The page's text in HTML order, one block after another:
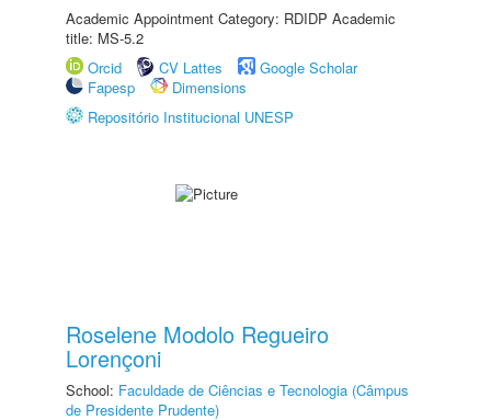
Academic Appointment Category: RDIDP Academic
title: MS-5.2
Orcid
CV Lattes
Google Scholar
Fapesp
Dimensions
Repositório Institucional UNESP
Roselene Modolo Regueiro
Lorençoni
School: Faculdade de Ciências e Tecnologia (Câmpus
de Presidente Prudente)